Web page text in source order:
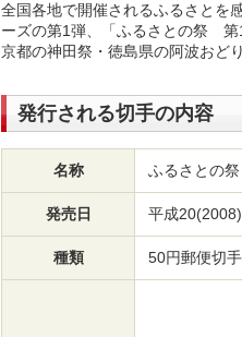
全国各地で開催されるふるさとを
ーズの第1弾、「ふるさとの祭 第
京都の神田祭・徳島県の阿波おど
発行される切手の内容
名称 ふるさとの
発売日 平成
種類 50円郵便切手